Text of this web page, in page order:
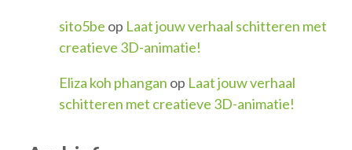
sito5be op Laat jouw verhaal schitteren met
creatieve 3D-animatie!
Eliza koh phangan op Laat jouw verhaal
schitteren met creatieve 3D-animatie!